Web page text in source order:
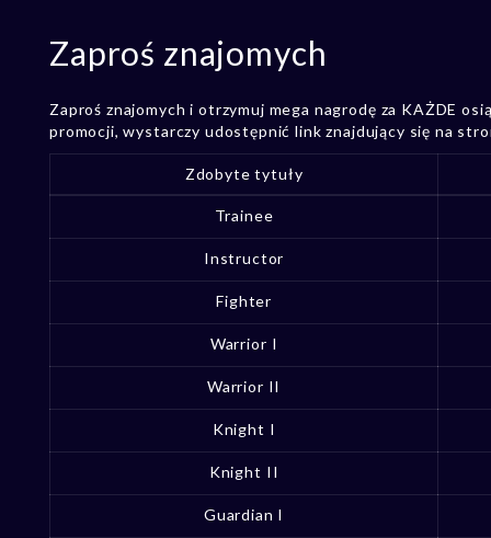
Zaproś znajomych
Zaproś znajomych i otrzymuj mega nagrodę za KAŻDE
promocji, wystarczy udostępnić link znajdujący się na
Zdobyte tytuły
Trainee
Instructor
Fighter
Warrior I
Warrior II
Knight I
Knight II
Guardian I